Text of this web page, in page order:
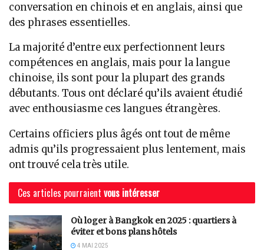
conversation en chinois et en anglais, ainsi que
des phrases essentielles.
La majorité d’entre eux perfectionnent leurs
compétences en anglais, mais pour la langue
chinoise, ils sont pour la plupart des grands
débutants. Tous ont déclaré qu’ils avaient étudié
avec enthousiasme ces langues étrangères.
Certains officiers plus âgés ont tout de même
admis qu’ils progressaient plus lentement, mais
ont trouvé cela très utile.
Ces articles pourraient vous intéresser
Où loger à Bangkok en 2025 : quartiers à
éviter et bons plans hôtels
4 MAI 2025